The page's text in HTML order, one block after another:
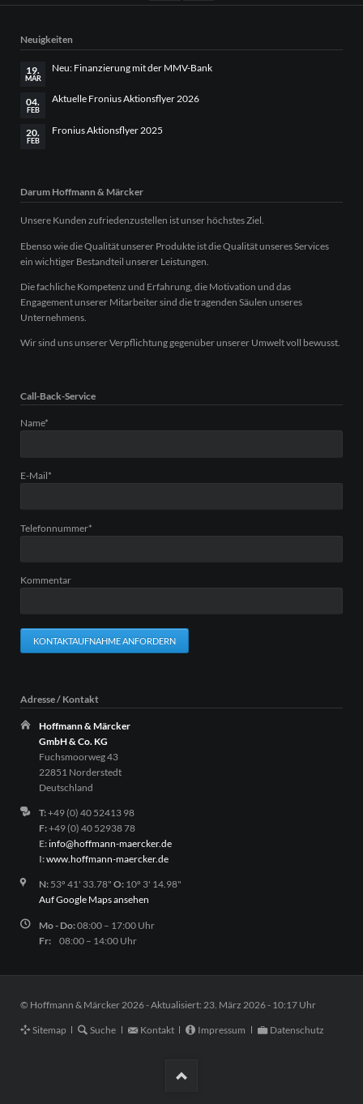
Neuigkeiten
19.
MÄR
Neu: Finanzierung mit der MMV-Bank
04.
FEB
Aktuelle Fronius Aktionsflyer 2026
20.
FEB
Fronius Aktionsflyer 2025
Darum Hoffmann & Märcker
Unsere Kunden zufriedenzustellen ist unser höchstes Ziel.
Ebenso wie die Qualität unserer Produkte ist die Qualität unseres Services
ein wichtiger Bestandteil unserer Leistungen.
Die fachliche Kompetenz und Erfahrung, die Motivation und das
Engagement unserer Mitarbeiter sind die tragenden Säulen unseres
Unternehmens.
Wir sind uns unserer Verpflichtung gegenüber unserer Umwelt voll bewusst.
Call-Back-Service
Pflichtfeld
Name*
Pflichtfeld
E-Mail*
Pflichtfeld
Telefonnummer*
Kommentar
KONTAKTAUFNAHME ANFORDERN
Adresse / Kontakt
Hoffmann & Märcker
GmbH & Co. KG
Fuchsmoorweg 43
22851 Norderstedt
Deutschland
T:+49 (0) 40 52413 98
F:+49 (0) 40 52938 78
E:info@hoffmann-maercker.de
I:www.hoffmann-maercker.de
N:53º 41' 33.78" O:10º 3' 14.98"
Auf Google Maps ansehen
Mo - Do:08:00 – 17:00 Uhr
Fr: 08:00 – 14:00 Uhr
© Hoffmann & Märcker 2026 - Aktualisiert: 23. März 2026 - 10:17 Uhr
Navigation
Sitemap Suche Kontakt Impressum Datenschutz